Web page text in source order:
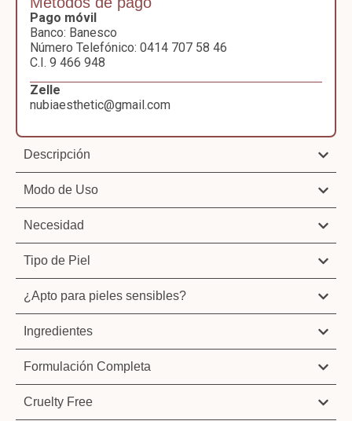
Pago móvil
Banco: Banesco
Número Telefónico: 0414 707 58 46
C.I. 9 466 948
Zelle
nubiaesthetic@gmail.com
Descripción
Modo de Uso
Necesidad
Tipo de Piel
¿Apto para pieles sensibles?
Ingredientes
Formulación Completa
Cruelty Free